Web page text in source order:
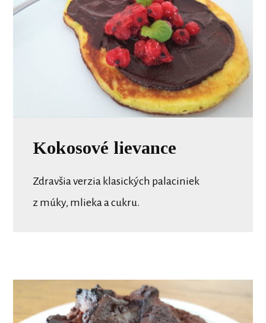
Kokosové lievance
Zdravšia verzia klasických palaciniek
z múky, mlieka a cukru.